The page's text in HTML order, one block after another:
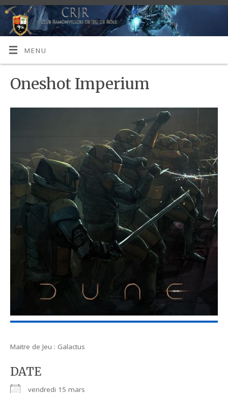
MENU
Oneshot Imperium
Maitre de Jeu : Galactus
DATE
vendredi 15 mars